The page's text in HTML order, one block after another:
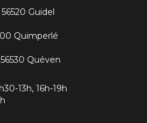
Guidel
Quimperlé
Quéven
13h, 16h-19h